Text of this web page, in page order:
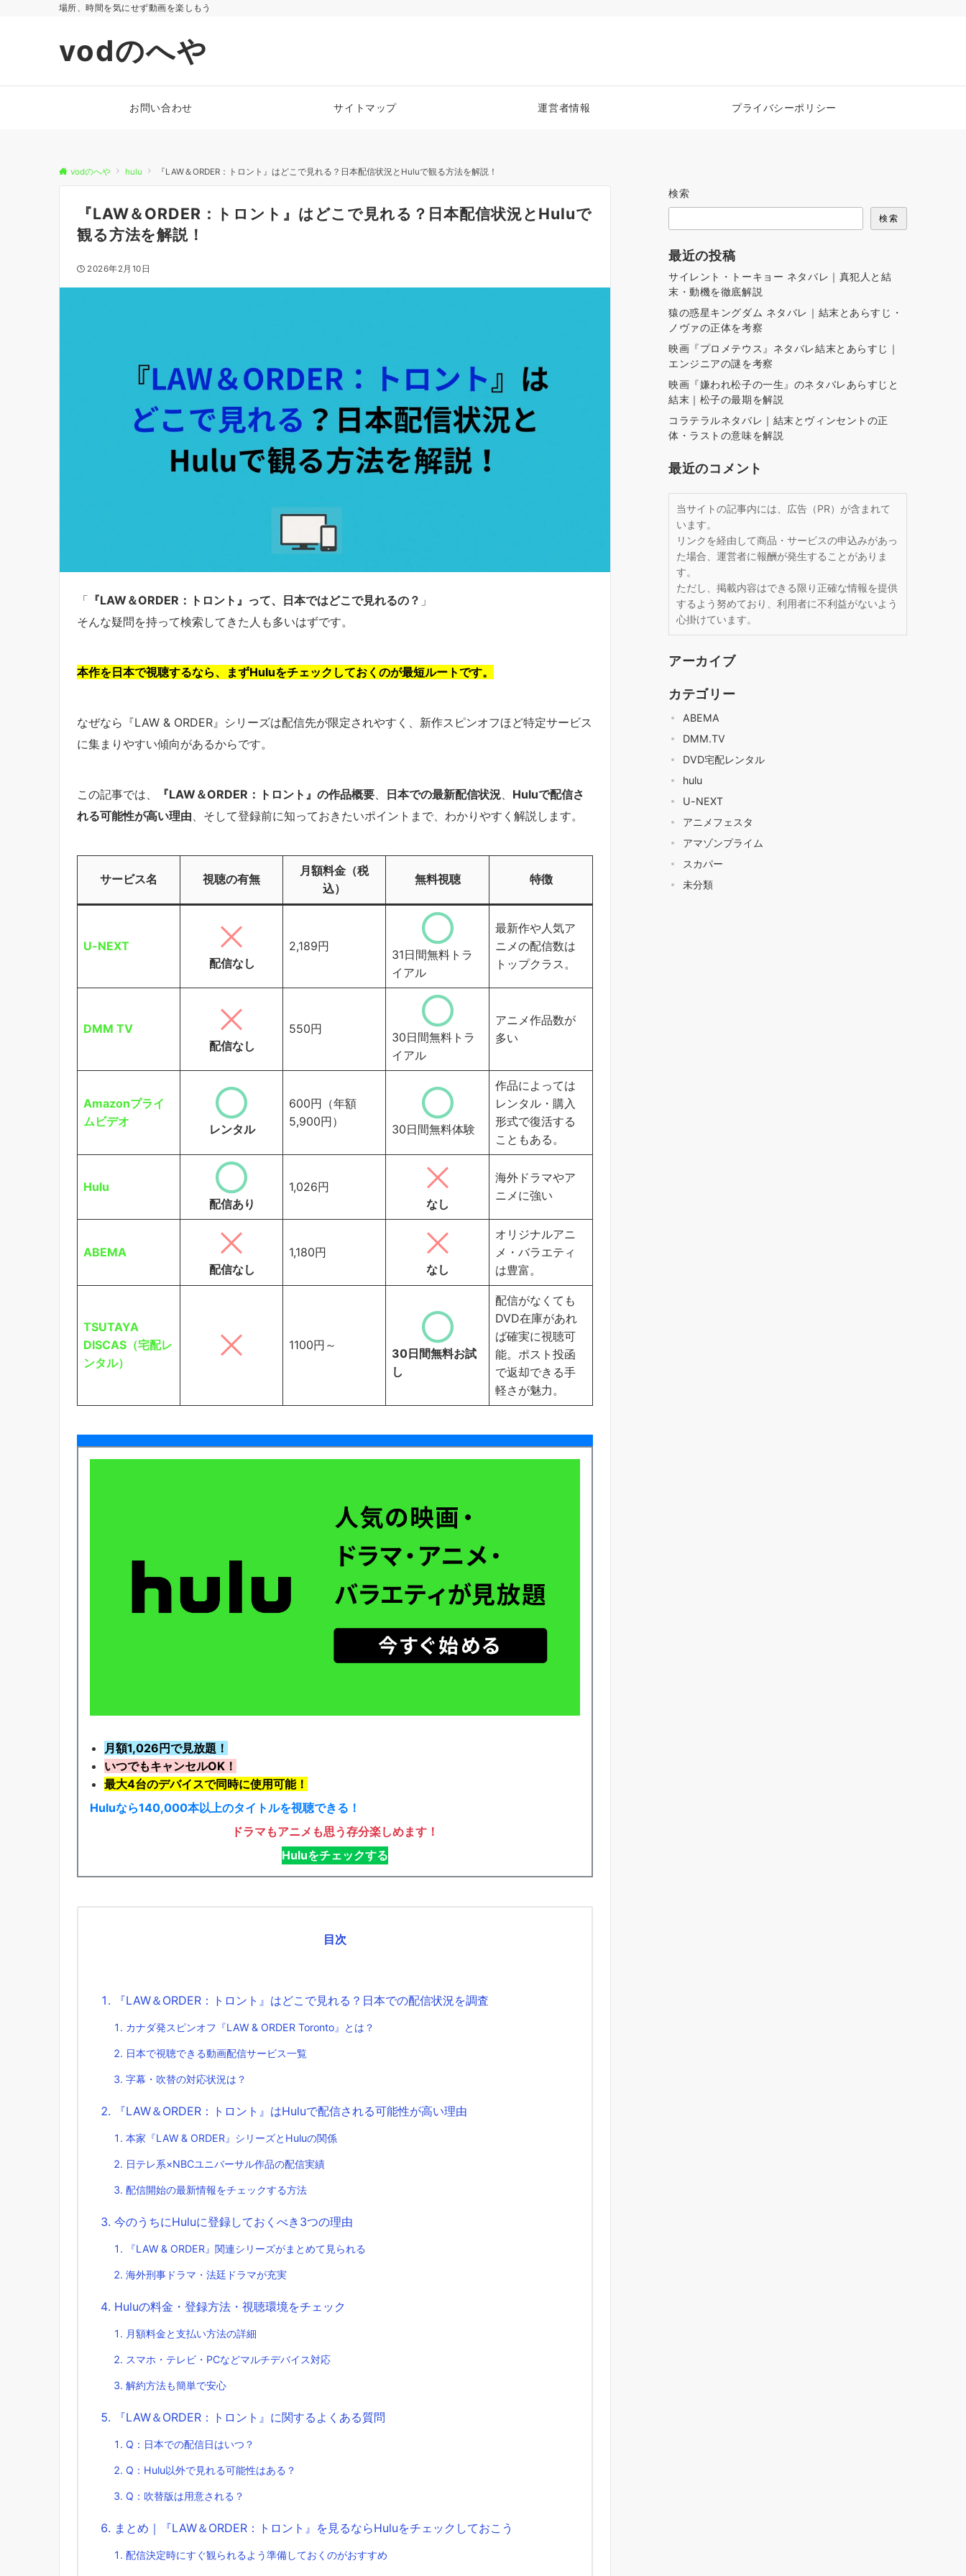
場所、時間を気にせず動画を楽しもう
vodのへや
お問い合わせ サイトマップ 運営者情報 プライバシーポリシー
vodのへや hulu 『LAW＆ORDER：トロント』はどこで見れる？日本配信状況とHuluで観る方法を解説！
『LAW＆ORDER：トロント』はどこで見れる？日本配信状況とHuluで
観る方法を解説！
2026年2月10日
「 『LAW＆ORDER：トロント』って、日本ではどこで見れるの？ 」
そんな疑問を持って検索してきた人も多いはずです。
本作を日本で視聴するなら、まずHuluをチェックしておくのが最短ルートです。
なぜなら『LAW & ORDER』シリーズは配信先が限定されやすく、新作スピンオフほど特定サービス
に集まりやすい傾向があるからです。
この記事では、 『LAW＆ORDER：トロント』の作品概要 日本での最新配信状況
Huluで配信さ
れる可能性が高い理由 、そして登録前に知っておきたいポイントまで、わかりやすく解説します。
サービス名 視聴の有無
月額料金（税
込）
無料視聴 特徴
U-NEXT
配信なし
2,189円
31日間無料トラ
イアル
最新作や人気ア
ニメの配信数は
トップクラス。
DMM TV
配信なし
550円
30日間無料トラ
イアル
アニメ作品数が
多い
Amazonプライ
ムビデオ
レンタル
600円（年額
5,900円）
30日間無料体験
作品によっては
レンタル・購入
形式で復活する
こともある。
Hulu
配信あり
1,026円
なし
海外ドラマやア
ニメに強い
ABEMA
配信なし
1,180円
なし
オリジナルアニ
メ・バラエティ
は豊富。
TSUTAYA
DISCAS（宅配レ
ンタル）
1100円～
30日間無料お試
し
配信がなくても
DVD在庫があれ
ば確実に視聴可
能。ポスト投函
で返却できる手
軽さが魅力。
月額1,026円で見放題！
いつでもキャンセルOK！
最大4台のデバイスで同時に使用可能！
Huluなら140,000本以上のタイトルを視聴できる！
ドラマもアニメも思う存分楽しめます！
Huluをチェックする
目次
『LAW＆ORDER：トロント』はどこで見れる？日本での配信状況を調査
カナダ発スピンオフ『LAW & ORDER Toronto』とは？
日本で視聴できる動画配信サービス一覧
字幕・吹替の対応状況は？
『LAW＆ORDER：トロント』はHuluで配信される可能性が高い理由
本家『LAW & ORDER』シリーズとHuluの関係
日テレ系×NBCユニバーサル作品の配信実績
配信開始の最新情報をチェックする方法
今のうちにHuluに登録しておくべき3つの理由
『LAW & ORDER』関連シリーズがまとめて見られる
海外刑事ドラマ・法廷ドラマが充実
Huluの料金・登録方法・視聴環境をチェック
月額料金と支払い方法の詳細
スマホ・テレビ・PCなどマルチデバイス対応
解約方法も簡単で安心
『LAW＆ORDER：トロント』に関するよくある質問
Q：日本での配信日はいつ？
Q：Hulu以外で見れる可能性はある？
Q：吹替版は用意される？
まとめ｜『LAW＆ORDER：トロント』を見るならHuluをチェックしておこう
配信決定時にすぐ観られるよう準備しておくのがおすすめ
検索
検索
最近の投稿
サイレント・トーキョー ネタバレ｜真犯人と結
末・動機を徹底解説
猿の惑星キングダム ネタバレ｜結末とあらすじ・
ノヴァの正体を考察
映画『プロメテウス』ネタバレ結末とあらすじ｜
エンジニアの謎を考察
映画『嫌われ松子の一生』のネタバレあらすじと
結末｜松子の最期を解説
コラテラルネタバレ｜結末とヴィンセントの正
体・ラストの意味を解説
最近のコメント
当サイトの記事内には、広告（PR）が含まれて
います。
リンクを経由して商品・サービスの申込みがあっ
た場合、運営者に報酬が発生することがありま
す。
ただし、掲載内容はできる限り正確な情報を提供
するよう努めており、利用者に不利益がないよう
心掛けています。
アーカイブ
カテゴリー
ABEMA
DMM.TV
DVD宅配レンタル
hulu
U-NEXT
アニメフェスタ
アマゾンプライム
スカパー
未分類